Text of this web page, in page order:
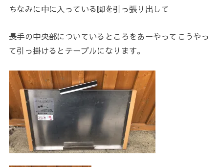
ちなみに中に入っている脚を引っ張り出して
長手の中央部についているところをあーやってこうやっ
て引っ掛けるとテーブルになります。